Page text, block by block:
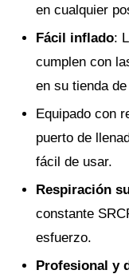
en cualquier
Fácil inflado:
cumplen con
en su tienda
Equipado con
puerto de
fácil de usar.
Respiración
constante
esfuerzo.
Profesional y